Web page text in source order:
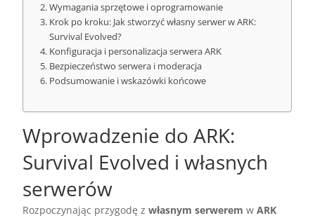
Wymagania sprzętowe i oprogramowanie
Krok po kroku: Jak stworzyć własny serwer w ARK:
Survival Evolved?
Konfiguracja i personalizacja serwera ARK
Bezpieczeństwo serwera i moderacja
Podsumowanie i wskazówki końcowe
Wprowadzenie do ARK:
Survival Evolved i własnych
serwerów
Rozpoczynając przygodę zwłasnym serwerem wARK